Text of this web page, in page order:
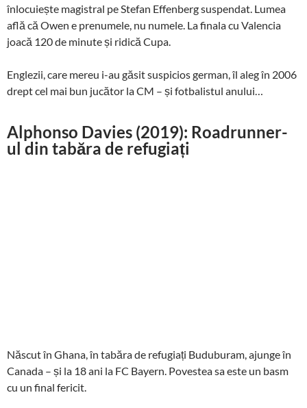
înlocuiește magistral pe Stefan Effenberg suspendat. Lumea
află că Owen e prenumele, nu numele. La finala cu Valencia
joacă 120 de minute și ridică Cupa.
Englezii, care mereu i-au găsit suspicios german, îl aleg în 2006
drept cel mai bun jucător la CM – și fotbalistul anului…
Alphonso Davies (2019): Roadrunner-
ul din tabăra de refugiați
Născut în Ghana, în tabăra de refugiați Buduburam, ajunge în
Canada – și la 18 ani la FC Bayern. Povestea sa este un basm
cu un final fericit.